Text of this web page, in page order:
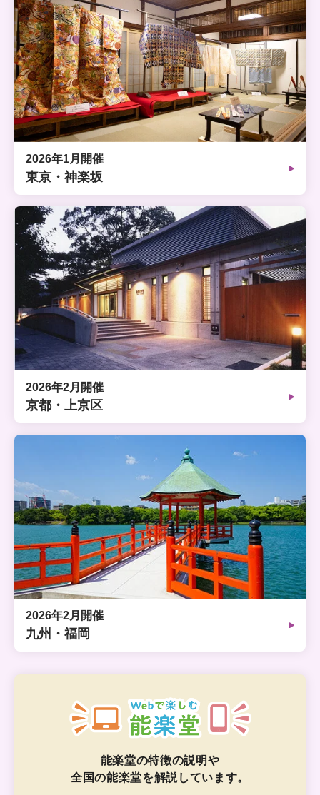
2026年1月開催
東京・神楽坂
2026年2月開催
京都・上京区
2026年2月開催
九州・福岡
能楽堂の特徴の説明や
全国の能楽堂を解説しています。